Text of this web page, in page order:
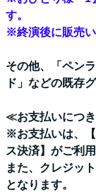
す。
※終演後に販売
その他、「ペン
ド」などの既存
≪お支払いにつ
※お支払いは、
ス決済】がご利
また、クレジッ
となります。